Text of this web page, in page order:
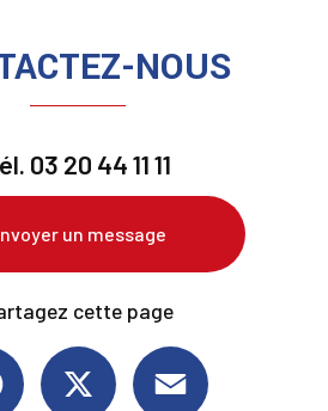
NOUS
03 20 44 11 11
un message
cette page
Facebook